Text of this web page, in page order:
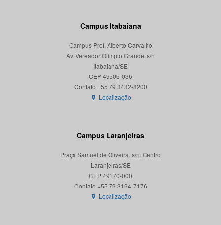
Campus Itabaiana
Campus Prof. Alberto Carvalho
Av. Vereador Olímpio Grande, s/n
Itabaiana/SE
CEP 49506-036
Localização
Campus Laranjeiras
Praça Samuel de Oliveira, s/n, Centro
Laranjeiras/SE
CEP 49170-000
Localização